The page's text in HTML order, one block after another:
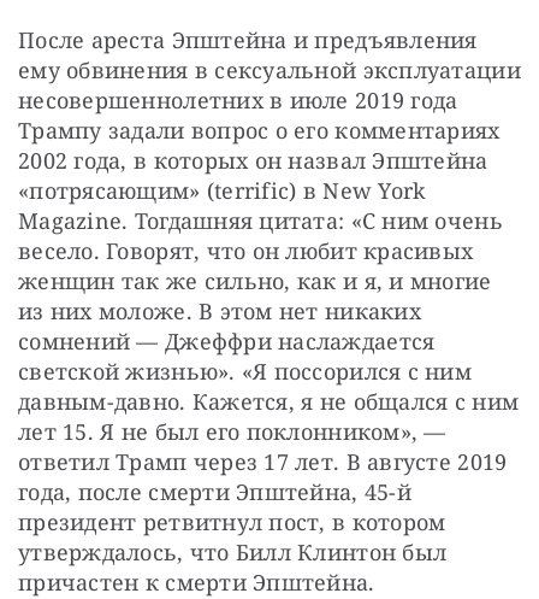
После ареста Эпштейна и предъявления
ему обвинения в сексуальной эксплуатации
несовершеннолетних в июле 2019 года
Трампу задали вопрос о его комментариях
2002 года, в которых он назвал Эпштейна
«потрясающим» (terrific) в New York
Magazine. Тогдашняя цитата: «С ним очень
весело. Говорят, что он любит красивых
женщин так же сильно, как и я, и многие
из них моложе. В этом нет никаких
сомнений — Джеффри наслаждается
светской жизнью». «Я поссорился с ним
давным-давно. Кажется, я не общался с ним
лет 15. Я не был его поклонником», —
ответил Трамп через 17 лет. В августе 2019
года, после смерти Эпштейна, 45-й
президент ретвитнул пост, в котором
утверждалось, что Билл Клинтон был
причастен к смерти Эпштейна.